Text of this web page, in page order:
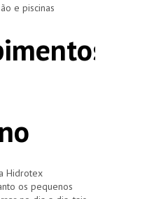
e piscinas
Hidrotex
os pequenos